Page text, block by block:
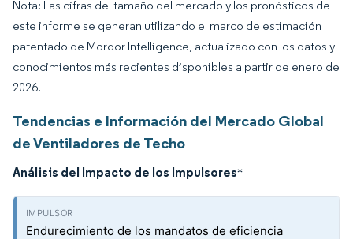
Nota: Las cifras del tamaño del mercado y los pronósticos de
este informe se generan utilizando el marco de estimación
patentado de Mordor Intelligence, actualizado con los datos y
conocimientos más recientes disponibles a partir de enero de
2026.
Tendencias e Información del Mercado Global
de Ventiladores de Techo
Análisis del Impacto de los Impulsores*
Endurecimiento de los mandatos de eficiencia